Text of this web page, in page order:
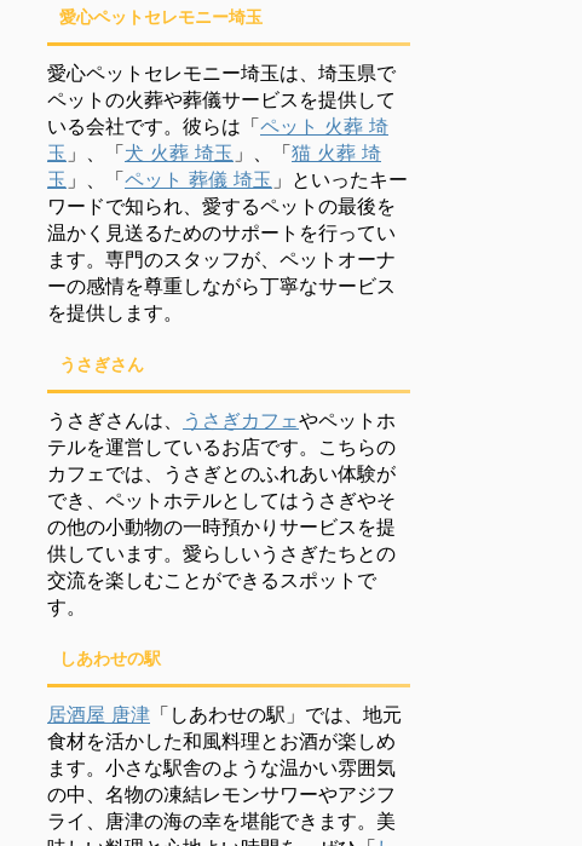
愛心ペットセレモニー埼玉
愛心ペットセレモニー埼玉は、埼玉県で
ペットの火葬や葬儀サービスを提供して
いる会社です。彼らは「ペット 火葬 埼
玉 」、「犬 火葬 埼玉 」、「猫 火葬 埼
玉 」、「ペット 葬儀 埼玉 」といったキー
ワードで知られ、愛するペットの最後を
温かく見送るためのサポートを行ってい
ます。専門のスタッフが、ペットオーナ
ーの感情を尊重しながら丁寧なサービス
を提供します。
うさぎさん
うさぎさんは、 うさぎカフェやペットホ
テルを運営しているお店です。こちらの
カフェでは、うさぎとのふれあい体験が
でき、ペットホテルとしてはうさぎやそ
の他の小動物の一時預かりサービスを提
供しています。愛らしいうさぎたちとの
交流を楽しむことができるスポットで
す。
しあわせの駅
居酒屋 唐津 「しあわせの駅」では、地元
食材を活かした和風料理とお酒が楽しめ
ます。小さな駅舎のような温かい雰囲気
の中、名物の凍結レモンサワーやアジフ
ライ、唐津の海の幸を堪能できます。美